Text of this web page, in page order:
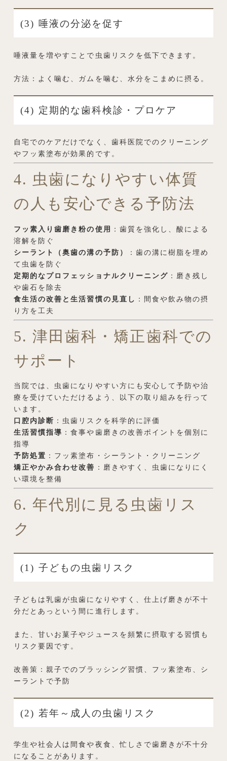
(3) 唾液の分泌を促す
唾液量を増やすことで虫歯リスクを低下できます。
方法：よく噛む、ガムを噛む、水分をこまめに摂る。
(4) 定期的な歯科検診・プロケア
自宅でのケアだけでなく、歯科医院でのクリーニング
やフッ素塗布が効果的です。
4. 虫歯になりやすい体質
の人も安心できる予防法
フッ素入り歯磨き粉の使用 ：歯質を強化し、酸による
溶解を防ぐ
シーラント（奥歯の溝の予防）
：歯の溝に樹脂を埋め
て虫歯を防ぐ
定期的なプロフェッショナルクリーニング ：磨き残し
や歯石を除去
食生活の改善と生活習慣の見直し ：間食や飲み物の摂
り方を工夫
5. 津田歯科・矯正歯科での
サポート
当院では、虫歯になりやすい方にも安心して予防や治
療を受けていただけるよう、以下の取り組みを行って
います。
口腔内診断 ：虫歯リスクを科学的に評価
生活習慣指導 ：食事や歯磨きの改善ポイントを個別に
指導
予防処置 ：フッ素塗布・シーラント・クリーニング
矯正やかみ合わせ改善 ：磨きやすく、虫歯になりにく
い環境を整備
6. 年代別に見る虫歯リス
ク
(1) 子どもの虫歯リスク
子どもは乳歯が虫歯になりやすく、仕上げ磨きが不十
分だとあっという間に進行します。
また、甘いお菓子やジュースを頻繁に摂取する習慣も
リスク要因です。
改善策：親子でのブラッシング習慣、フッ素塗布、シ
ーラントで予防
(2) 若年～成人の虫歯リスク
学生や社会人は間食や夜食、忙しさで歯磨きが不十分
になることがあります。